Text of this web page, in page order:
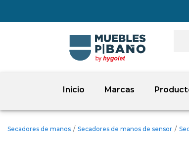
Inicio Marcas
Secadores de manos / Secadores de manos de sensor /